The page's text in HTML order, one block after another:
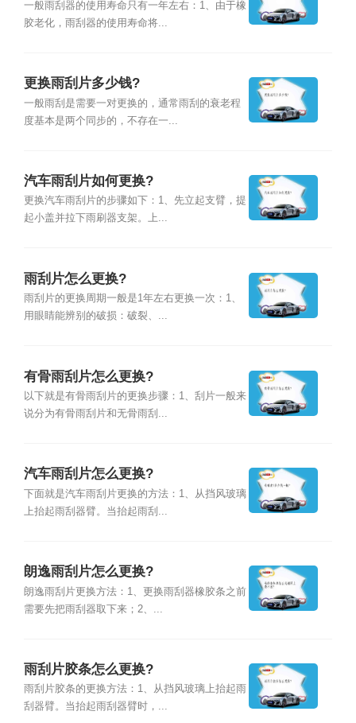
一般雨刮器的使用寿命只有一年左右：1、由于橡
胶老化，雨刮器的使用寿命将...
更换雨刮片多少钱?
一般雨刮是需要一对更换的，通常雨刮的衰老程
度基本是两个同步的，不存在一...
汽车雨刮片如何更换?
更换汽车雨刮片的步骤如下：1、先立起支臂，提
起小盖并拉下雨刷器支架。上...
雨刮片怎么更换?
雨刮片的更换周期一般是1年左右更换一次：1、
用眼睛能辨别的破损：破裂、...
有骨雨刮片怎么更换?
以下就是有骨雨刮片的更换步骤：1、刮片一般来
说分为有骨雨刮片和无骨雨刮...
汽车雨刮片怎么更换?
下面就是汽车雨刮片更换的方法：1、从挡风玻璃
上抬起雨刮器臂。当抬起雨刮...
朗逸雨刮片怎么更换?
朗逸雨刮片更换方法：1、更换雨刮器橡胶条之前
需要先把雨刮器取下来；2、...
雨刮片胶条怎么更换?
雨刮片胶条的更换方法：1、从挡风玻璃上抬起雨
刮器臂。当抬起雨刮器臂时，...